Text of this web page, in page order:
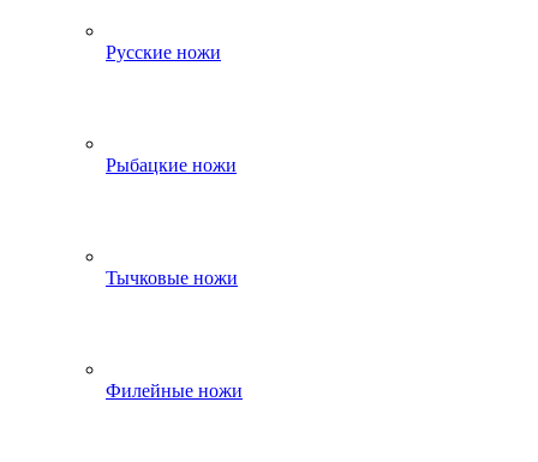
Русские ножи
Рыбацкие ножи
Тычковые ножи
Филейные ножи